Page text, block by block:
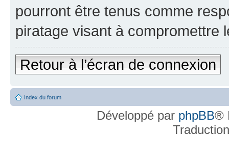
pourront être tenus comme
piratage visant à compromettre
Retour à l’écran de connexion
Index du forum
Développé par phpBB®